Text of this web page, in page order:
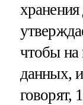
чтобы на
данных,
говорят,